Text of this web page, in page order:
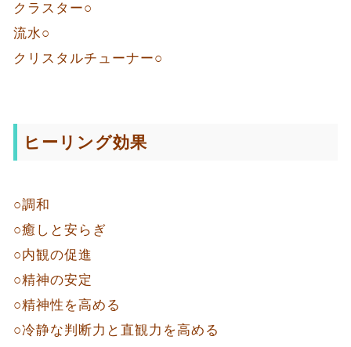
クラスター○
流水○
クリスタルチューナー○
ヒーリング効果
○調和
○癒しと安らぎ
○内観の促進
○精神の安定
○精神性を高める
○冷静な判断力と直観力を高める